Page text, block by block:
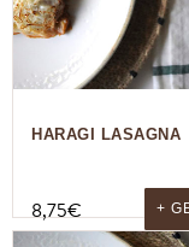
HARAGI LASAGNA
8,75€ +